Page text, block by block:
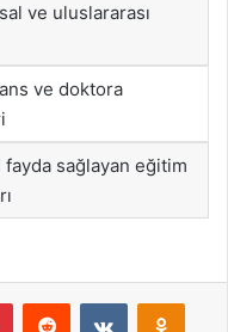
ve uluslararası
ve doktora
sağlayan eğitim
PinterestReddit VKontakte